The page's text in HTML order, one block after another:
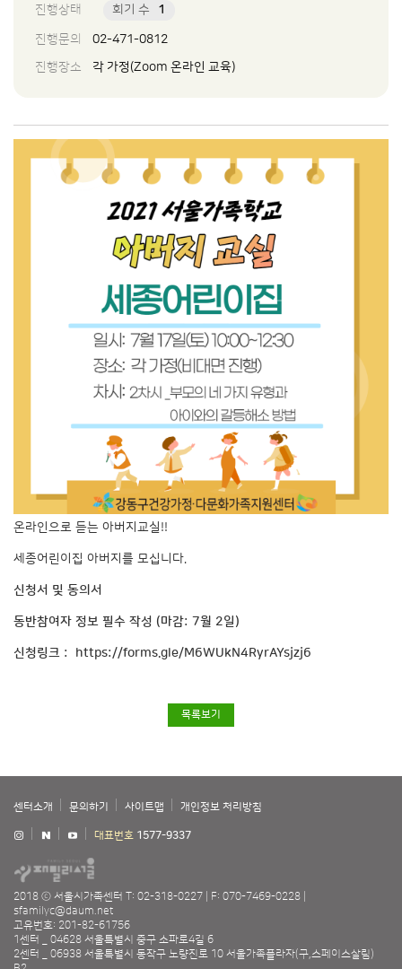
진행상태 회기 수 1
진행문의
02-471-0812
진행장소
각 가정(Zoom 온라인 교육)
온라인으로 듣는 아버지교실!!
세종어린이집 아버지를 모십니다.
신청서 및 동의서
동반참여자 정보 필수 작성 (마감: 7월 2일)
신청링크 : https://forms.gle/M6WUkN4RyrAYsjzj6
목록보기
센터소개 문의하기 사이트맵 개인정보 처리방침
대표번호 1577-9337
2018 ⓒ 서울시가족센터 T: 02-318-0227
F: 070-7469-0228
sfamilyc@daum.net
고유번호: 201-82-61756
1센터 _ 04628 서울특별시 중구 소파로4길 6
2센터 _ 06938 서울특별시 동작구 노량진로 10 서울가족플라자(구,스페이스살림)